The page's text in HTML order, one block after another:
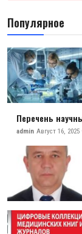
Популярное
Перечень
admin Август 16, 2025